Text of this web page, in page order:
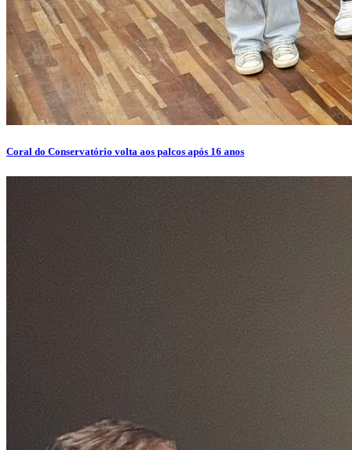
Coral do Conservatório volta aos palcos após 16 anos